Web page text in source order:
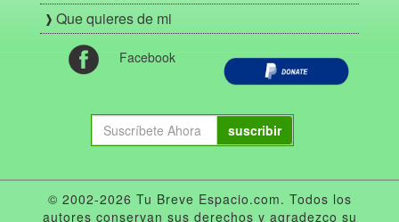
Que quieres de mi
Facebook
suscribir
© 2002-2026 Tu Breve Espacio.com. Todos los
autores conservan sus derechos y agradezco su